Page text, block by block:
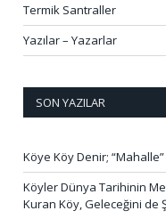
Termik Santraller
Yazılar – Yazarlar
SON YAZILAR
Köye Köy Denir;
Köyler Dünya Tarihinin
Kuran Köy, Geleceğini de